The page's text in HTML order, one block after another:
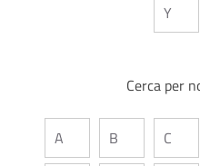
Y
Cerca per
A B C